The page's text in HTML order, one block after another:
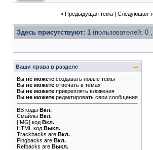
« Предыдущая тема| Следующая
Здесь присутствуют: 1 (пользователей: 0
Ваши права в разделе
Вы не можете создавать новые темы
Вы не можете отвечать в темах
Вы не можете прикреплять вложения
Вы не можете редактировать свои сообщения
BB коды Вкл.
Смайлы Вкл.
[IMG] код Вкл.
HTML код Выкл.
Trackbacks are Вкл.
Pingbacks are Вкл.
Refbacks are Выкл.